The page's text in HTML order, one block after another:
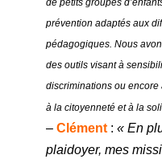
de petits groupes
prévention adaptés aux
pédagogiques. Nous
des outils visant à
discriminations ou encore
à la citoyenneté et à la
– Clément : « En
plaidoyer, mes